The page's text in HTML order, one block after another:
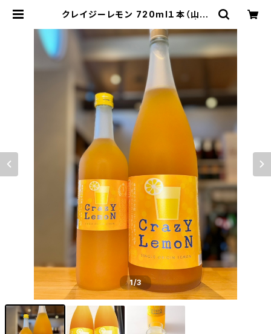
クレイジーレモン 720ml１本（山の
ASE公式】福原酒店｜創業1928年・
広島の日本酒・限定酒を全国通販
1/3